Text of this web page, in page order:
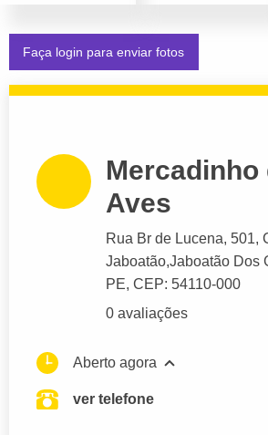
Faça login para enviar fotos
Mercadinho
Aves
Rua Br de Lucena, 501,
Jaboatão,Jaboatão Dos
PE, CEP: 54110-000
0 avaliações
Aberto agora
ver telefone